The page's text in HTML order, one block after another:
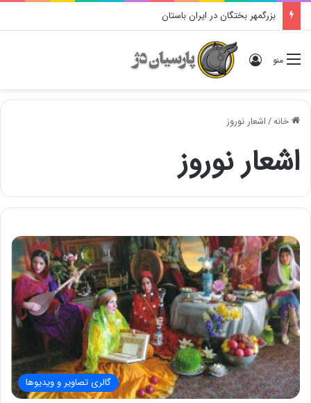
بزرگمهر بختگان در ایران باستان
منو ورود
خانه/اشعار نوروز
اشعار نوروز
گالری تصاویر و ویدیوها